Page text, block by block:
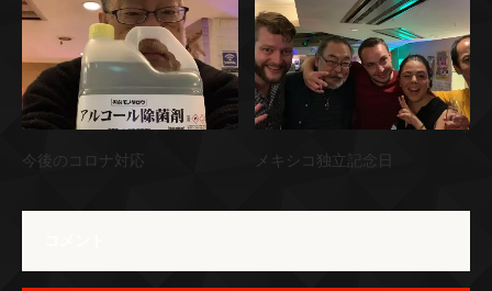
今後のコロナ対応 メキシコ独立記念日